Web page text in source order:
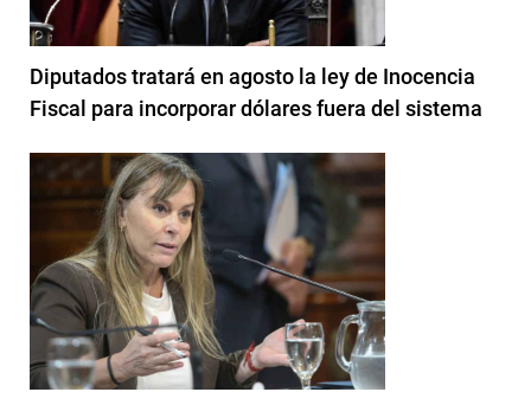
Diputados tratará en agosto la ley de Inocencia
Fiscal para incorporar dólares fuera del sistema